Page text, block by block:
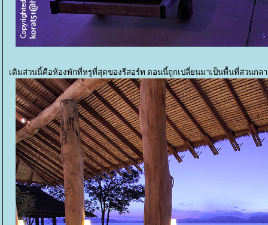
เดิมส่วนนี้คือห้องพักที่หรูที่สุดของรีสอร์ท ตอนนี้ถูกเปลี่ยนมาเป็นพื้นที่ส่วนกล